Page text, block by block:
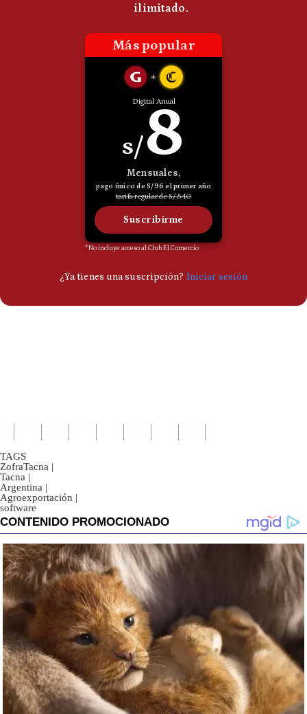
TAGS
ZofraTacna |
Tacna |
Argentina |
Agroexportación |
software